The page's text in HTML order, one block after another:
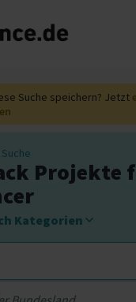
Suche speichern? Jetzt
Projekte
Kategorien